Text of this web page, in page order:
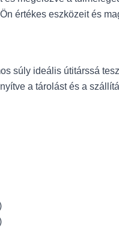
értékes eszközeit és
súly ideális útitárssá
a tárolást és a